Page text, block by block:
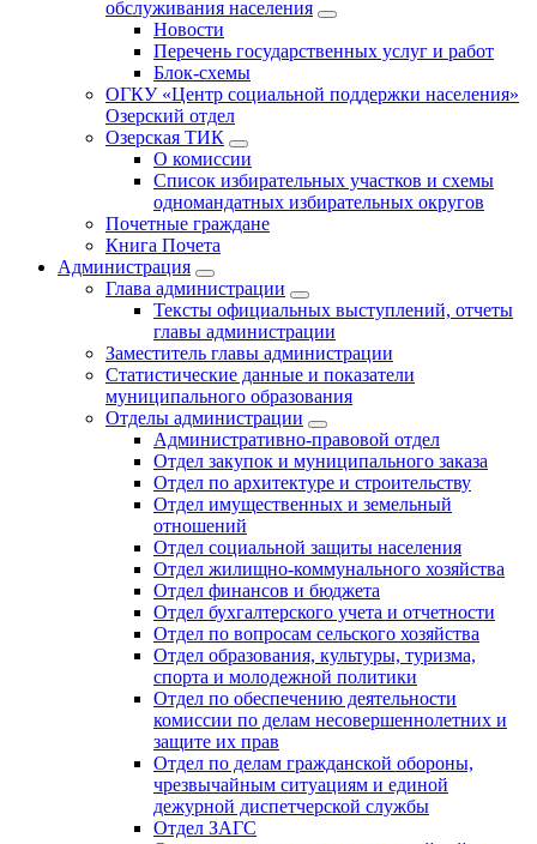
обслуживания населения
Новости
Перечень государственных услуг и работ
Блок-схемы
ОГКУ «Центр социальной поддержки населения»
Озерский отдел
Озерская ТИК
О комиссии
Список избирательных участков и схемы
одномандатных избирательных округов
Почетные граждане
Книга Почета
Администрация
Глава администрации
Тексты официальных выступлений, отчеты
главы администрации
Заместитель главы администрации
Статистические данные и показатели
муниципального образования
Отделы администрации
Административно-правовой отдел
Отдел закупок и муниципального заказа
Отдел по архитектуре и строительству
Отдел имущественных и земельный
отношений
Отдел социальной защиты населения
Отдел жилищно-коммунального хозяйства
Отдел финансов и бюджета
Отдел бухгалтерского учета и отчетности
Отдел по вопросам сельского хозяйства
Отдел образования, культуры, туризма,
спорта и молодежной политики
Отдел по обеспечению деятельности
комиссии по делам несовершеннолетних и
защите их прав
Отдел по делам гражданской обороны,
чрезвычайным ситуациям и единой
дежурной диспетчерской службы
Отдел ЗАГС